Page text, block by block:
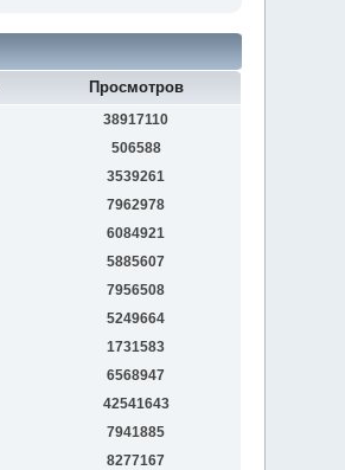
Просмотров
38917110
506588
3539261
7962978
6084921
5885607
7956508
5249664
1731583
6568947
42541643
7941885
8277167